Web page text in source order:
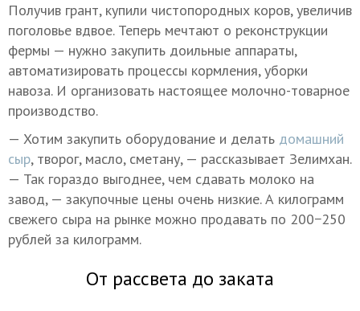
Получив грант, купили чистопородных коров, увеличив
поголовье вдвое. Теперь мечтают о реконструкции
фермы — нужно закупить доильные аппараты,
автоматизировать процессы кормления, уборки
навоза. И организовать настоящее молочно-товарное
производство.
— Хотим закупить оборудование и делать домашний
сыр, творог, масло, сметану, — рассказывает Зелимхан.
— Так гораздо выгоднее, чем сдавать молоко на
завод, — закупочные цены очень низкие. А килограмм
свежего сыра на рынке можно продавать по 200−250
рублей за килограмм.
От рассвета до заката